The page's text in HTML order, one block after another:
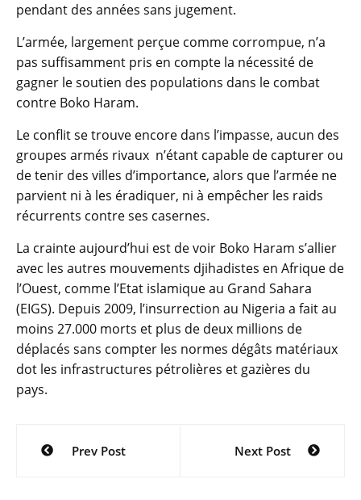
pendant des années sans jugement.
L’armée, largement perçue comme corrompue, n’a
pas suffisamment pris en compte la nécessité de
gagner le soutien des populations dans le combat
contre Boko Haram.
Le conflit se trouve encore dans l’impasse, aucun des
groupes armés rivaux n’étant capable de capturer ou
de tenir des villes d’importance, alors que l’armée ne
parvient ni à les éradiquer, ni à empêcher les raids
récurrents contre ses casernes.
La crainte aujourd’hui est de voir Boko Haram s’allier
avec les autres mouvements djihadistes en Afrique de
l’Ouest, comme l’Etat islamique au Grand Sahara
(EIGS). Depuis 2009, l’insurrection au Nigeria a fait au
moins 27.000 morts et plus de deux millions de
déplacés sans compter les normes dégâts matériaux
dot les infrastructures pétrolières et gazières du
pays.
Navigation
Prev Post Next Post